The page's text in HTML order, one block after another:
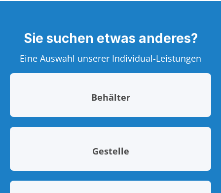
Sie suchen etwas anderes?
Eine Auswahl unserer Individual-Leistungen
Behälter
Gestelle